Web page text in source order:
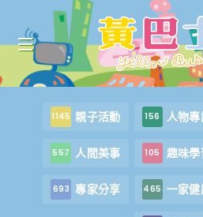
1145 親子活動 156 人物
557 人間美事 105 趣味學
693 專家分享 465 一家